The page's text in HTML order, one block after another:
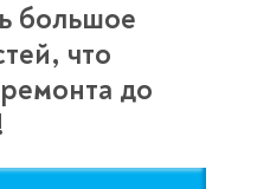
большое
что
до